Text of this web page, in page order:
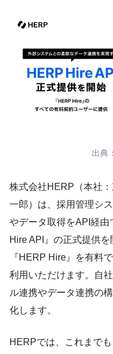
出典：
株式会社HERP（本社
一郎）は、採用管理シ
やデータ取得をAPI経
Hire API』の正式提供を
『HERP Hire』を有料
利用いただけます。自
ル連携やデータ連携の
化します。
HERPでは、これまで